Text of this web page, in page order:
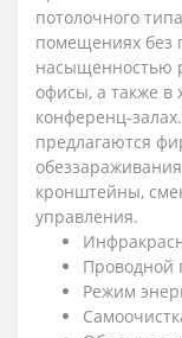
потолочного
помещениях без
насыщенностью
офисы, а также в
конференц-
предлагаются
кронштейны,
управления.
Проводной
Режим